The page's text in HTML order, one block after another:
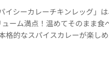
イシーカレーチキンレッグ」
ーム満点！温めてそのまま食
格的なスパイスカレーが楽し